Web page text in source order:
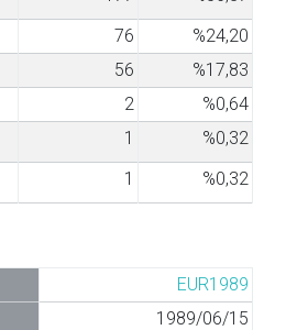
76
%24,20
56
%17,83
2
%0,64
1
%0,32
1 %0,32
EUR1989
1989/06/15